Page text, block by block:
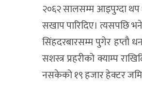
२०६२ सालसम्म आइपुग्दा थप
सखाप पारिदिए। त्यसपछि
सिंहदरबारसम्म पुगेर हप्तौ
सशस्त्र प्रहरीको क्याम्प
नसकेको १९ हजार हेक्टर